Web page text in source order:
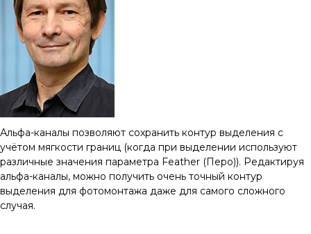
Альфа-каналы позволяют сохранить контур выделения с
учётом мягкости границ (когда при выделении используют
различные значения параметра Feather (Перо)). Редактируя
альфа-каналы, можно получить очень точный контур
выделения для фотомонтажа даже для самого сложного
случая.